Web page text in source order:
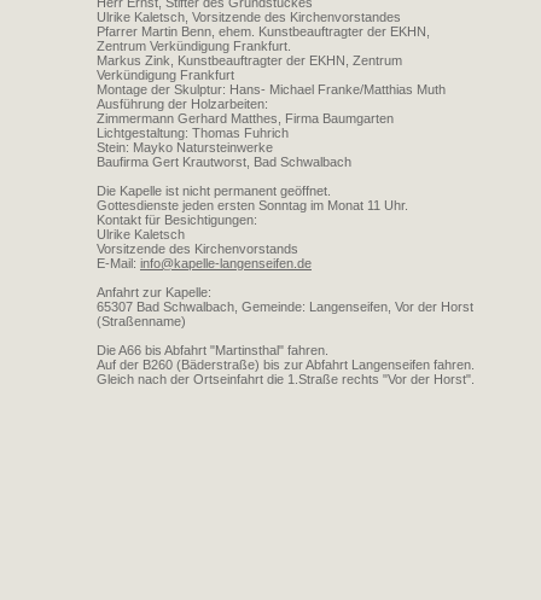
Ulrike Kaletsch, Vorsitzende des Kirchenvorstandes
Pfarrer Martin Benn, ehem. Kunstbeauftragter der EKHN,
Zentrum Verkündigung Frankfurt.
Markus Zink, Kunstbeauftragter der EKHN, Zentrum
Verkündigung Frankfurt
Montage der Skulptur: Hans- Michael Franke/Matthias Muth
Ausführung der Holzarbeiten:
Zimmermann Gerhard Matthes, Firma Baumgarten
Lichtgestaltung: Thomas Fuhrich
Stein: Mayko Natursteinwerke
Baufirma Gert Krautworst, Bad Schwalbach
Die Kapelle ist nicht permanent geöffnet.
Gottesdienste jeden ersten Sonntag im Monat 11 Uhr.
Kontakt für Besichtigungen:
Ulrike Kaletsch
Vorsitzende des Kirchenvorstands
E-Mail: info@kapelle-langenseifen.de
Anfahrt zur Kapelle:
65307 Bad Schwalbach, Gemeinde: Langenseifen, Vor der Horst
(Straßenname)
Die A66 bis Abfahrt "Martinsthal" fahren.
Auf der B260 (Bäderstraße) bis zur Abfahrt Langenseifen fahren.
Gleich nach der Ortseinfahrt die 1.Straße rechts "Vor der Horst".